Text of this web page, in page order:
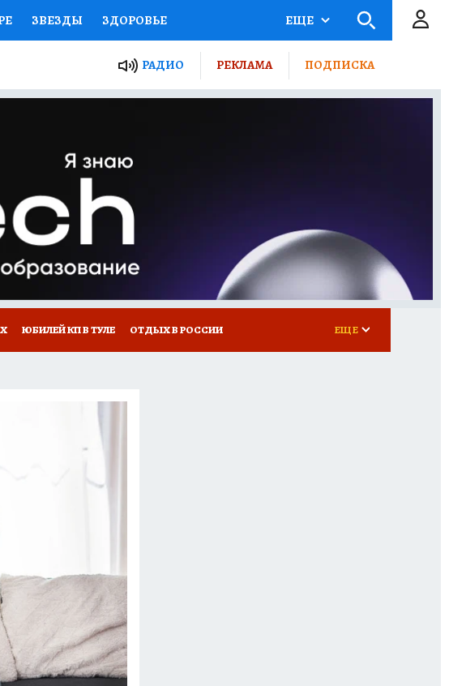
ЗВЕЗДЫ ЗДОРОВЬЕ
ПРОЕКТЫ РОССИИ
СЕКРЕТЫ ПУТЕВОДИТЕЛЬ
ГИД ПОТРЕБИТЕЛЯ
ЕЩЕ
РАДИО РЕКЛАМА ПОДПИСКА
ЮБИЛЕЙ КП В ТУЛЕ ОТДЫХ В РОССИИ ЕЩЕ